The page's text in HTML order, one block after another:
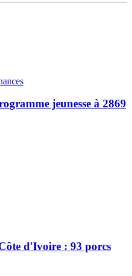
jeunesse à 2869
d'Ivoire : 93 porcs